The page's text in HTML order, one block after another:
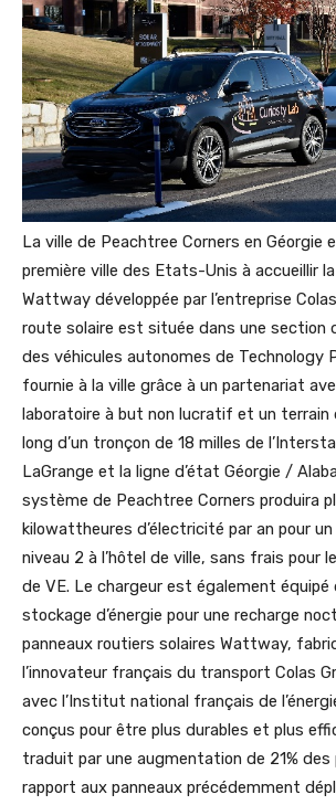
La ville de Peachtree Corners en Géorgie
première ville des Etats-Unis à accueillir
Wattway développée par l’entreprise
route solaire est située dans une section
des véhicules autonomes de Technology
fournie à la ville grâce à un partenariat
laboratoire à but non lucratif et un terrain
long d’un tronçon de 18 milles de
LaGrange et la ligne d’état Géorgie /
système de Peachtree Corners produira
kilowattheures d’électricité par an pour
niveau 2 à l’hôtel de ville, sans frais pour
de VE. Le chargeur est également équipé
stockage d’énergie pour une recharge
panneaux routiers solaires Wattway,
l’innovateur français du transport Colas
avec l’Institut national français de
conçus pour être plus durables et plus
traduit par une augmentation de 21%
rapport aux panneaux précédemment